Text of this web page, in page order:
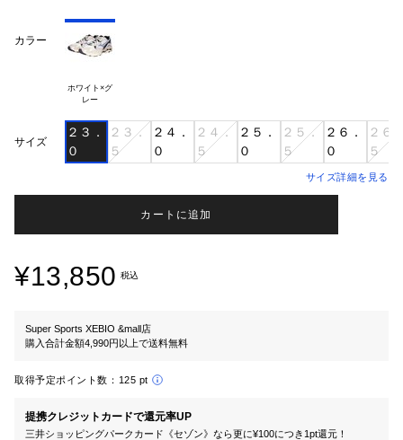
カラー
ホワイト×グ
サイズ
２３．
０
２３．
５
２４．
０
２４．
５
２５．
０
２５．
５
２６．
０
２６
５
サイズ詳細を見る
カートに追加
¥13,850 税込
Super Sports XEBIO &mall店
購入合計金額4,990円以上で送料無料
取得予定ポイント数： 125 pt
提携クレジットカードで還元率UP
三井ショッピングパークカード《セゾン》なら更に¥100につき1pt還元！